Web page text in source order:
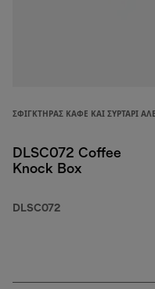
ΣΦΙΓΚΤΉΡΑΣ ΚΑΦΈ ΚΑΙ ΣΥΡΤΆΡΙ
DLSC072 Coffee
Knock Box
DLSC072